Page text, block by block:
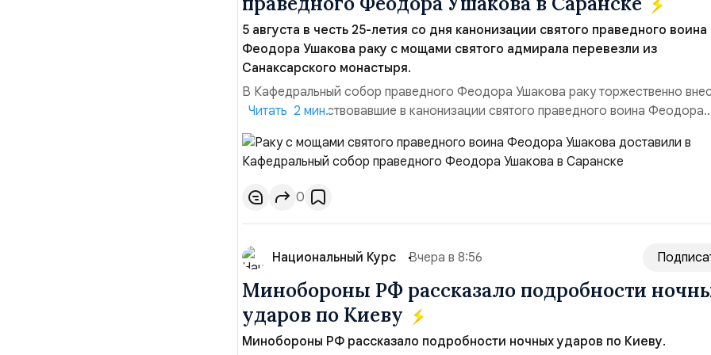
5 августа в честь 25-летия со дня канонизации святого праведного воина
Феодора Ушакова раку с мощами святого адмирала перевезли из
Санаксарского монастыря.
В Кафедральный собор праведного Феодора Ушакова раку торжественно
адмиралы, участвовавшие в канонизации святого праведного воина Феодора
Ушакова 25 лет назад:Адмирал Владимир Прокофьевич Валуев, командующий
Балтийским флотом ВМФ России (2001–2006 гг.);Адмирал Владимир Петрович
Комоедов, командующий Черноморским флотом ВМФ России (1998–2002 г...
Читать 2 мин.
0
Национальный Курс Вчера в 8:56
Минобороны РФ рассказало подробности
ударов по Киеву
Минобороны РФ рассказало подробности ночных ударов по Киеву.